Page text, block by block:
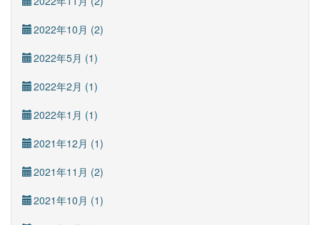
2022年10月 (2)
2022年5月 (1)
2022年2月 (1)
2022年1月 (1)
2021年12月 (1)
2021年11月 (2)
2021年10月 (1)